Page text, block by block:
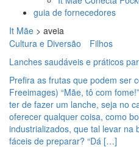
guia de fornecedores
It Mãe > aveia
Cultura e Diversão
Filhos
Lanches saudáveis e práticos
Prefira as frutas que podem ser
Freeimages) “Mãe, tô com
ter de fazer um lanche, seja no
oferecer qualquer coisa, como
industrializados, que tal levar na
fáceis de preparar? “Dá […]